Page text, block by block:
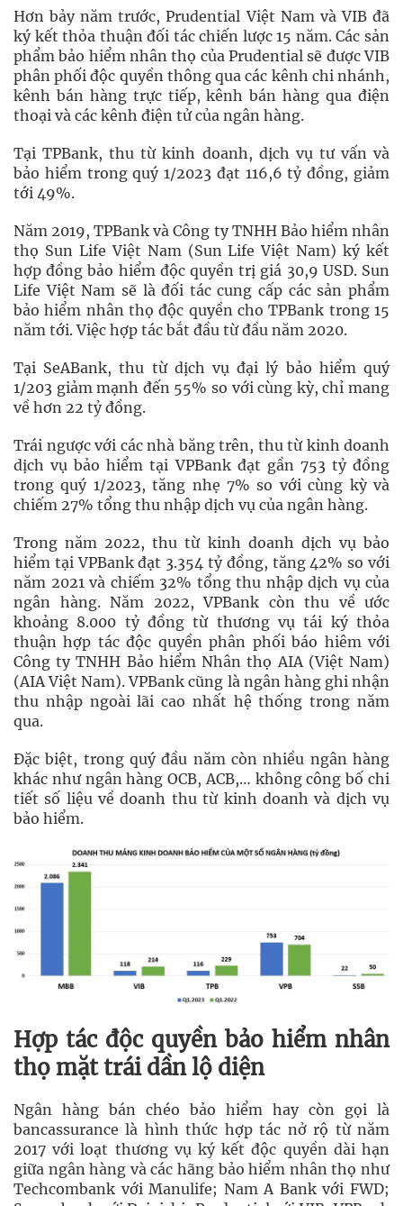
Hơn bảy năm trước, Prudential Việt Nam và VIB đã
ký kết thỏa thuận đối tác chiến lược 15 năm. Các sản
phẩm bảo hiểm nhân thọ của Prudential sẽ được VIB
phân phối độc quyền thông qua các kênh chi nhánh,
kênh bán hàng trực tiếp, kênh bán hàng qua điện
thoại và các kênh điện tử của ngân hàng.
Tại TPBank, thu từ kinh doanh, dịch vụ tư vấn và
bảo hiểm trong quý 1/2023 đạt 116,6 tỷ đồng, giảm
tới 49%.
Năm 2019, TPBank và Công ty TNHH Bảo hiểm nhân
thọ Sun Life Việt Nam (Sun Life Việt Nam) ký kết
hợp đồng bảo hiểm độc quyền trị giá 30,9 USD. Sun
Life Việt Nam sẽ là đối tác cung cấp các sản phẩm
bảo hiểm nhân thọ độc quyền cho TPBank trong 15
năm tới. Việc hợp tác bắt đầu từ đầu năm 2020.
Tại SeABank, thu từ dịch vụ đại lý bảo hiểm quý
1/203 giảm mạnh đến 55% so với cùng kỳ, chỉ mang
về hơn 22 tỷ đồng.
Trái ngược với các nhà băng trên, thu từ kinh doanh
dịch vụ bảo hiểm tại VPBank đạt gần 753 tỷ đồng
trong quý 1/2023, tăng nhẹ 7% so với cùng kỳ và
chiếm 27% tổng thu nhập dịch vụ của ngân hàng.
Trong năm 2022, thu từ kinh doanh dịch vụ bảo
hiểm tại VPBank đạt 3.354 tỷ đồng, tăng 42% so với
năm 2021 và chiếm 32% tổng thu nhập dịch vụ của
ngân hàng. Năm 2022, VPBank còn thu về ước
khoảng 8.000 tỷ đồng từ thương vụ tái ký thỏa
thuận hợp tác độc quyền phân phối báo hiêm với
Công ty TNHH Bảo hiểm Nhân thọ AIA (Việt Nam)
(AIA Việt Nam). VPBank cũng là ngân hàng ghi nhận
thu nhập ngoài lãi cao nhất hệ thống trong năm
qua.
Đặc biệt, trong quý đầu năm còn nhiều ngân hàng
khác như ngân hàng OCB, ACB,… không công bố chi
tiết số liệu về doanh thu từ kinh doanh và dịch vụ
bảo hiểm.
Hợp tác độc quyền bảo hiểm nhân
thọ mặt trái dần lộ diện
Ngân hàng bán chéo bảo hiểm hay còn gọi là
bancassurance là hình thức hợp tác nở rộ từ năm
2017 với loạt thương vụ ký kết độc quyền dài hạn
giữa ngân hàng và các hãng bảo hiểm nhân thọ như
Techcombank với Manulife; Nam A Bank với FWD;